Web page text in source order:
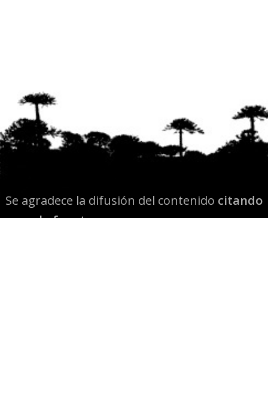
Se agradece la difusión del contenido citando
la fuente www.mapuexpress.org